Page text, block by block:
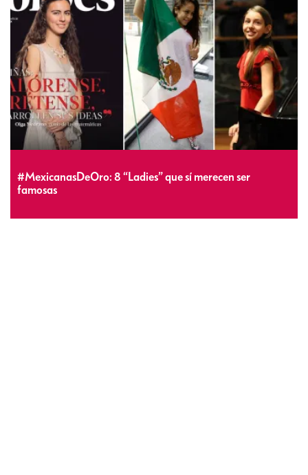
#MexicanasDeOro: 8 “Ladies” que sí merecen ser
famosas